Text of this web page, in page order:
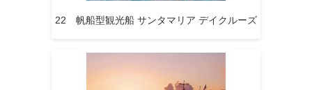
22 帆船型観光船 サンタマリア デイクルーズ